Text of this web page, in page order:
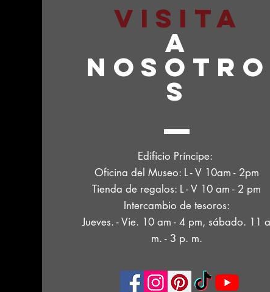
VISITA
A
NOSOTRO
S
Edificio Príncipe:
Oficina del Museo: L - V 10am - 2pm
Tienda de regalos: L - V 10 am - 2 pm
Intercambio de tesoros:
Jueves. - Vie. 10 am - 4 pm, sábado. 11
m. - 3 p. m.